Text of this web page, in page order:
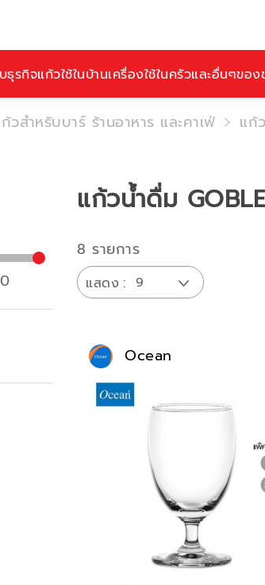
ธุรกิจแก้วใช้ในบ้านเครื่องใช้ในครัวและอื่นๆของ
วสำหรับบาร์ ร้านอาหาร และคาเฟ่ แก้
แก้วน้ำดื่ม
8 รายการ
แสดง
Ocean